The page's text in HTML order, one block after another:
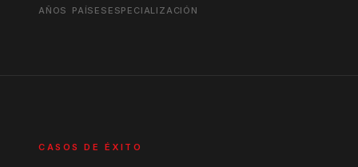
AÑOS PAÍSES ESPECIALIZACIÓN
CASOS DE ÉXITO